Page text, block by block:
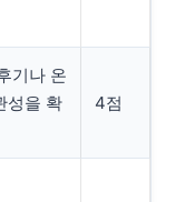
기나 온
성을 확
4점